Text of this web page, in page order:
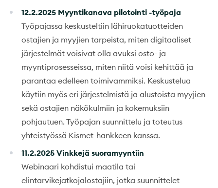
12.2.2025 Myyntikanava pilotointi -työpaja
Työpajassa keskusteltiin lähiruokatuotteiden
ostajien ja myyjien tarpeista, miten digitaaliset
järjestelmät voisivat olla avuksi osto- ja
myyntiprosesseissa, miten niitä voisi kehittää ja
parantaa edelleen toimivammiksi. Keskustelua
käytiin myös eri järjestelmistä ja alustoista myyjien
sekä ostajien näkökulmiin ja kokemuksiin
pohjautuen. Työpajan suunnittelu ja toteutus
yhteistyössä Kismet-hankkeen kanssa.
11.2.2025 Vinkkejä suoramyyntiin
Webinaari kohdistui maatila tai
elintarvikejatkojalostajiin, jotka suunnittelet